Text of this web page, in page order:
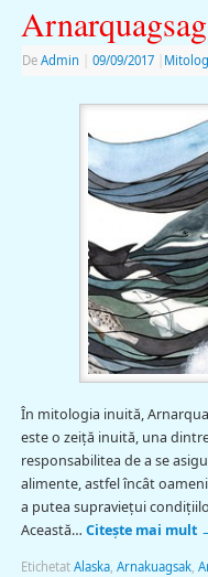
De Admin 09/09/2017
În mitologia inuită,
este o zeiță inuită, una
responsabilitea de a se
alimente, astfel încât
a putea supravieţui
Această… Citește mai mult
Etichetat Alaska, Arnakuagsak,